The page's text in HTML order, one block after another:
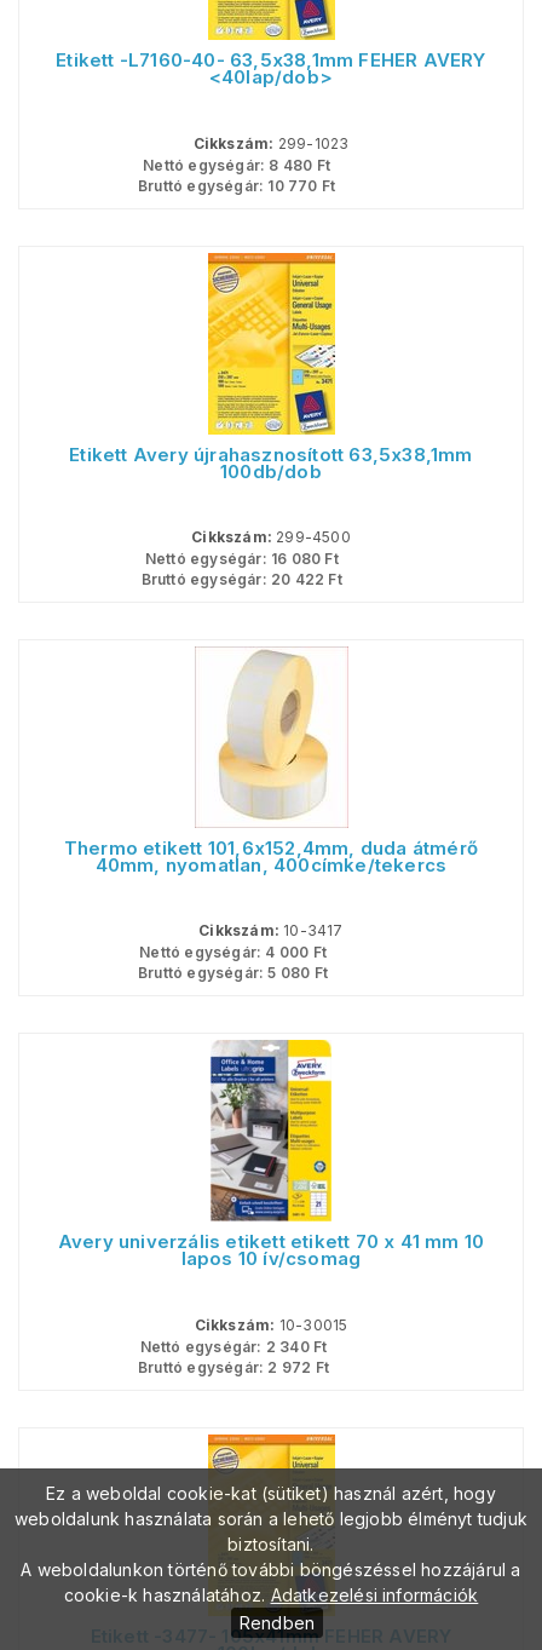
Etikett -L7160-40- 63,5x38,1mm FEHÉR AVERY
<40lap/dob>
Cikkszám: 299-1023
Nettó egységár: 8 480 Ft
Bruttó egységár: 10 770 Ft
Etikett Avery újrahasznosított 63,5x38,1mm
100db/dob
Cikkszám: 299-4500
Nettó egységár: 16 080 Ft
Bruttó egységár: 20 422 Ft
Thermo etikett 101,6x152,4mm, duda átmérő
40mm, nyomatlan, 400címke/tekercs
Cikkszám: 10-3417
Nettó egységár: 4 000 Ft
Bruttó egységár: 5 080 Ft
Avery univerzális etikett etikett 70 x 41 mm 10
lapos 10 ív/csomag
Cikkszám: 10-30015
Nettó egységár: 2 340Ft
Bruttó egységár: 2 972 Ft
Etikett -3477- 105x41mm FEHÉR AVERY
Ez a weboldal cookie-kat (sütiket) használ azért, hogy
weboldalunk használata során a lehető legjobb élményt tudjuk
biztosítani.
A weboldalunkon történő további böngészéssel hozzájárul a
cookie-k használatához. Adatkezelési információk
Rendben